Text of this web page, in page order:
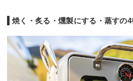
焼く・炙る・燻製にする・蒸すの